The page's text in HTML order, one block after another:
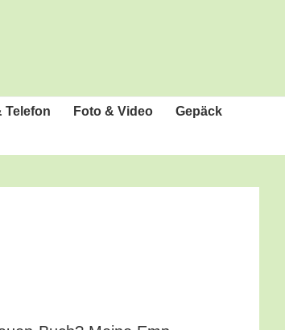
Telefon Foto & Video Gepäck